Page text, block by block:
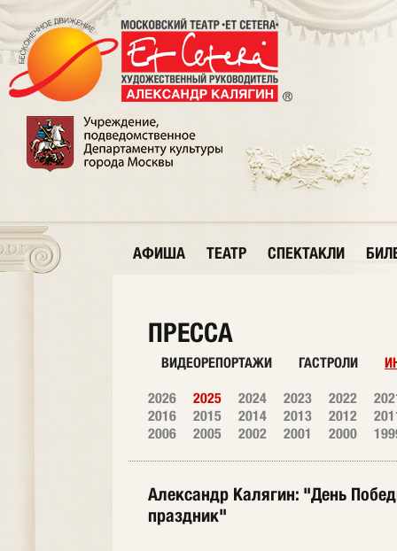
АФИША ТЕАТР СПЕКТАКЛИ
ПРЕССА
ВИДЕОРЕПОРТАЖИ ГАСТРОЛИ
2026 2025 2024 2023 2022
2016
2015 2014 2013 2012
2006
2005 2002 2001 2000
Александр Калягин: "День
праздник"